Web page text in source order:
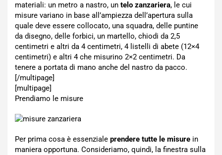
materiali: un metro a nastro, un telo zanzariera, le cui
misure variano in base all’ampiezza dell’apertura sulla
quale deve essere collocato, una squadra, delle puntine
da disegno, delle forbici, un martello, chiodi da 2,5
centimetri e altri da 4 centimetri, 4 listelli di abete (12×4
centimetri) e altri 4 che misurino 2×2 centimetri. Da
tenere a portata di mano anche del nastro da pacco.
[/multipage]
[multipage]
Prendiamo le misure
Per prima cosa è essenziale prendere tutte le misure in
maniera opportuna. Consideriamo, quindi, la finestra sulla